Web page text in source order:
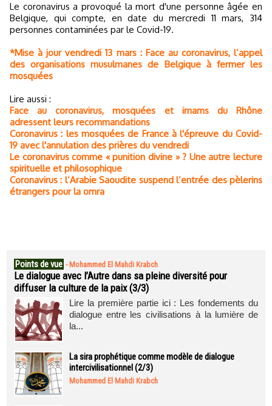
Le coronavirus a provoqué la mort d'une personne âgée en
Belgique, qui compte, en date du mercredi 11 mars, 314
personnes contaminées par le Covid-19.
*Mise à jour vendredi 13 mars : Face au coronavirus, l’appel
des organisations musulmanes de Belgique à fermer les
mosquées
Lire aussi :
Face au coronavirus, mosquées et imams du Rhône
adressent leurs recommandations
Coronavirus : les mosquées de France à l'épreuve du Covid-
19 avec l'annulation des prières du vendredi
Le coronavirus comme « punition divine » ? Une autre lecture
spirituelle et philosophique
Coronavirus : l’Arabie Saoudite suspend l’entrée des pèlerins
étrangers pour la omra
Points de vue - Mohammed El Mahdi Krabch
Le dialogue avec l’Autre dans sa pleine diversité pour
diffuser la culture de la paix (3/3)
Lire la première partie ici : Les fondements du
dialogue entre les civilisations à la lumière de
la...
La sira prophétique comme modèle de dialogue
intercivilisationnel (2/3)
Mohammed El Mahdi Krabch